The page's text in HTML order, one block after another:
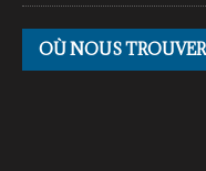
OÙ NOUS